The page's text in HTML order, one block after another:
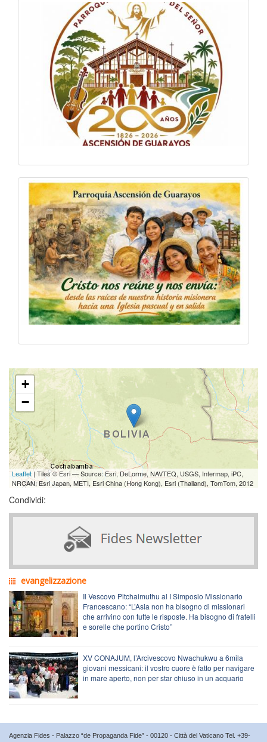
+
−
Leaflet | Tiles © Esri — Source: Esri, DeLorme, NAVTEQ, USGS, Intermap, iPC,
NRCAN, Esri Japan, METI, Esri China (Hong Kong), Esri (Thailand), TomTom, 2012
Condividi:
evangelizzazione
Il Vescovo Pitchaimuthu al I Simposio Missionario
Francescano: “L’Asia non ha bisogno di missionari
che arrivino con tutte le risposte. Ha bisogno di fratelli
e sorelle che portino Cristo”
XV CONAJUM, l’Arcivescovo Nwachukwu a 6mila
giovani messicani: il vostro cuore è fatto per navigare
in mare aperto, non per star chiuso in un acquario
Agenzia Fides - Palazzo “de Propaganda Fide” - 00120 - Città del Vaticano Tel. +39-